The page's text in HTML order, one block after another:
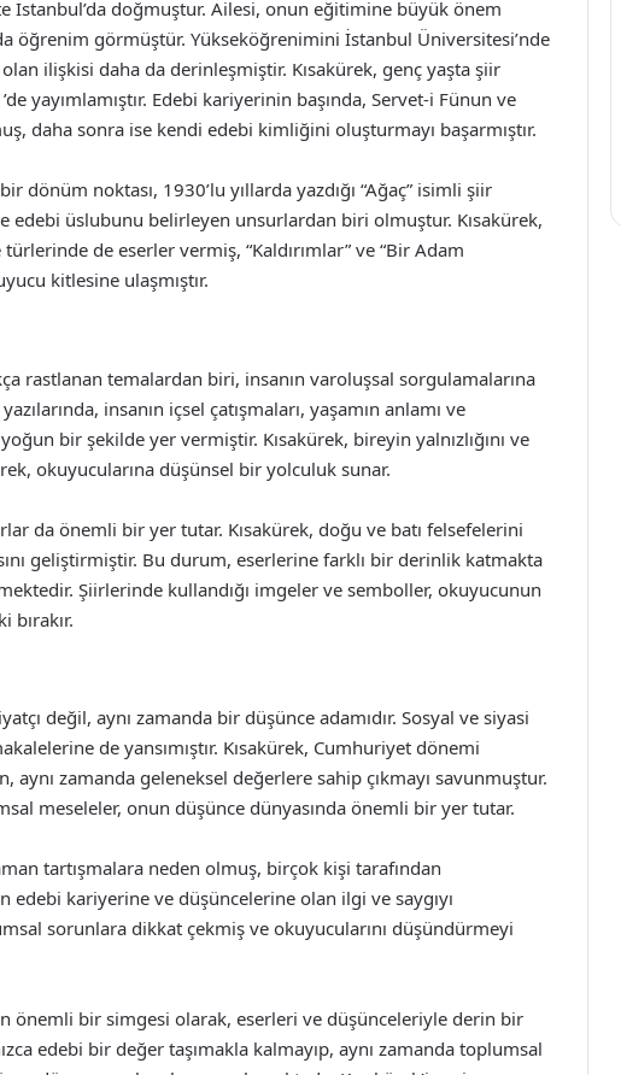
İstanbul’da doğmuştur. Ailesi, onun eğitimine büyük önem
öğrenim görmüştür. Yükseköğrenimini İstanbul Üniversitesi’nde
ilişkisi daha da derinleşmiştir. Kısakürek, genç yaşta şiir
yayımlamıştır. Edebi kariyerinin başında, Servet-i Fünun ve
daha sonra ise kendi edebi kimliğini oluşturmayı başarmıştır.
dönüm noktası, 1930’lu yıllarda yazdığı “Ağaç” isimli şiir
edebi üslubunu belirleyen unsurlardan biri olmuştur. Kısakürek,
de eserler vermiş, “Kaldırımlar” ve “Bir Adam
kitlesine ulaşmıştır.
rastlanan temalardan biri, insanın varoluşsal sorgulamalarına
insanın içsel çatışmaları, yaşamın anlamı ve
bir şekilde yer vermiştir. Kısakürek, bireyin yalnızlığını ve
okuyucularına düşünsel bir yolculuk sunar.
da önemli bir yer tutar. Kısakürek, doğu ve batı felsefelerini
geliştirmiştir. Bu durum, eserlerine farklı bir derinlik katmakta
Şiirlerinde kullandığı imgeler ve semboller, okuyucunun
bırakır.
değil, aynı zamanda bir düşünce adamıdır. Sosyal ve siyasi
de yansımıştır. Kısakürek, Cumhuriyet dönemi
aynı zamanda geleneksel değerlere sahip çıkmayı savunmuştur.
meseleler, onun düşünce dünyasında önemli bir yer tutar.
tartışmalara neden olmuş, birçok kişi tarafından
kariyerine ve düşüncelerine olan ilgi ve saygıyı
sorunlara dikkat çekmiş ve okuyucularını düşündürmeyi
önemli bir simgesi olarak, eserleri ve düşünceleriyle derin bir
edebi bir değer taşımakla kalmayıp, aynı zamanda toplumsal